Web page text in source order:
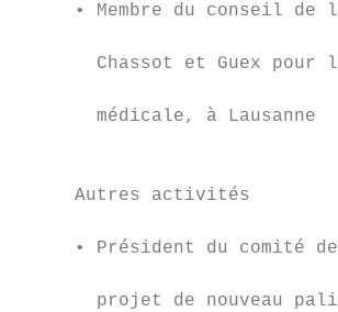
• Membre du conseil de
Chassot et Guex pour
médicale, à Lausanne
Autres activités
• Président du comité de
projet de nouveau